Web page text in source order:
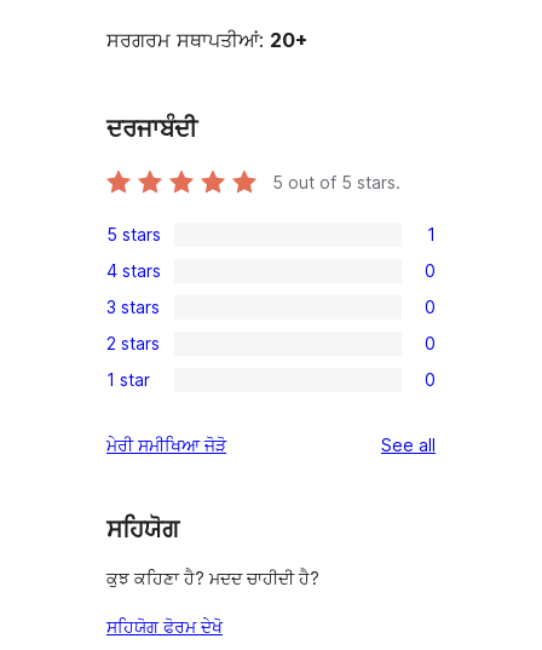
ਸਰਗਰਮ ਸਥਾਪਤੀਆਂ: 20+
ਦਰਜਾਬੰਦੀ
5 out of 5 stars.
1
5-
star
review
5 stars 1
0
4-
star
reviews
4 stars 0
0
3-
star
3 stars 0
0
2-
reviews
2 stars 0
0
star
1 star 0
ਮੇਰੀ ਸਮੀਖਿਆ ਜੋੜੋ See all
ਸਹਿਯੋਗ
ਕੁਝ ਕਹਿਣਾ ਹੈ? ਮਦਦ ਚਾਹੀਦੀ ਹੈ?
ਸਹਿਯੋਗ ਫੋਰਮ ਦੇਖੋ